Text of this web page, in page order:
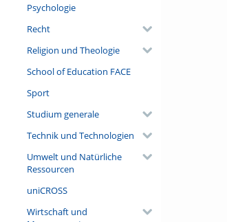
Psychologie
Recht
Religion und Theologie
School of Education FACE
Sport
Studium generale
Technik und Technologien
Umwelt und Natürliche
Ressourcen
uniCROSS
Wirtschaft und